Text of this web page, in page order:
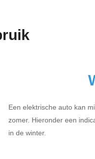
Een elektrische auto kan
zomer. Hieronder een
in de winter.